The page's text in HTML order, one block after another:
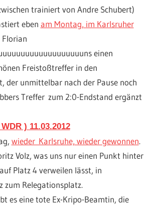
trainiert von Andre Schubert)
eben am Montag, im Karlsruher
Florian
einen
Freistoßtreffer in den
der unmittelbar nach der Pause noch
Treffer zum 2:0-Endstand ergänzt
) 11.03.2012
wieder Karlsruhe, wieder gewonnen.
Volz, was uns nur einen Punkt hinter
Platz 4 verweilen lässt, in
zum Relegationsplatz.
es eine tote Ex-Kripo-Beamtin, die